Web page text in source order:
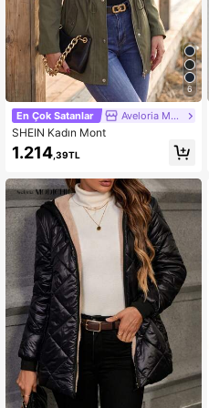
6
En Çok Satanlar Aveloria Modichic
SHEIN Kadın Mont
1.214 ,39TL